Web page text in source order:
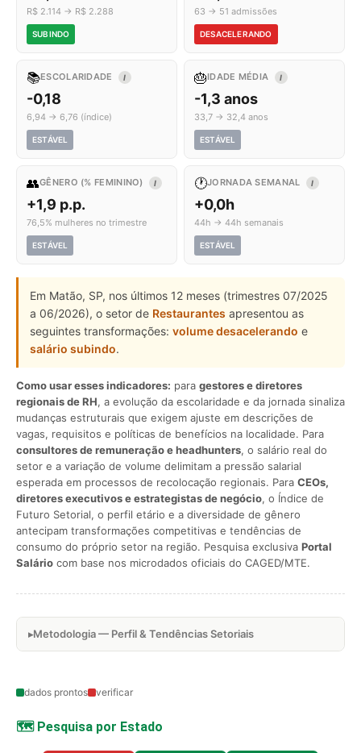
R$ 2.114 → R$ 2.288
SUBINDO
63 → 51 admissões
DESACELERANDO
📚ESCOLARIDADE I
-0,18
6,94 → 6,76 (índice)
ESTÁVEL
🎂IDADE MÉDIA I
-1,3 anos
33,7 → 32,4 anos
ESTÁVEL
👥GÊNERO (% FEMININO) I
+1,9 p.p.
76,5% mulheres no trimestre
ESTÁVEL
🕐JORNADA SEMANAL I
+0,0h
44h → 44h semanais
ESTÁVEL
Em Matão, SP, nos últimos 12 meses (trimestres 07/2025
a 06/2026), o setor de Restaurantes apresentou as
seguintes transformações: volume desacelerando e
salário subindo.
Como usar esses indicadores: para gestores e diretores
regionais de RH, a evolução da escolaridade e da jornada sinaliza
mudanças estruturais que exigem ajuste em descrições de
vagas, requisitos e políticas de benefícios na localidade. Para
consultores de remuneração e headhunters, o salário real do
setor e a variação de volume delimitam a pressão salarial
esperada em processos de recolocação regionais. Para CEOs,
diretores executivos e estrategistas de negócio, o Índice de
Futuro Setorial, o perfil etário e a diversidade de gênero
antecipam transformações competitivas e tendências de
consumo do próprio setor na região. Pesquisa exclusiva Portal
Salário com base nos microdados oficiais do CAGED/MTE.
Metodologia — Perfil & Tendências Setoriais
dados prontos verificar
🗺️ Pesquisa por Estado